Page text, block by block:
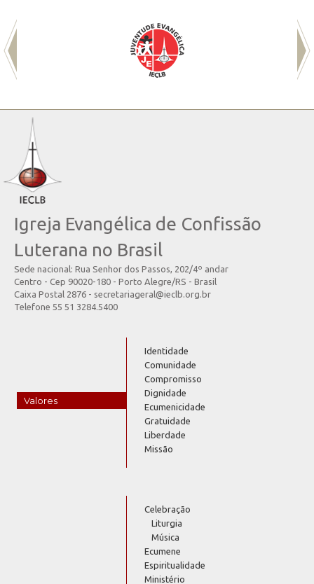
Igreja Evangélica de Confissão
Luterana no Brasil
Sede nacional: Rua Senhor dos Passos, 202/4º andar
Centro - Cep 90020-180 - Porto Alegre/RS - Brasil
Caixa Postal 2876 - secretariageral@ieclb.org.br
Telefone 55 51 3284.5400
Valores
Identidade
Comunidade
Compromisso
Dignidade
Ecumenicidade
Gratuidade
Liberdade
Missão
Celebração
Liturgia
Música
Ecumene
Espiritualidade
Ministério